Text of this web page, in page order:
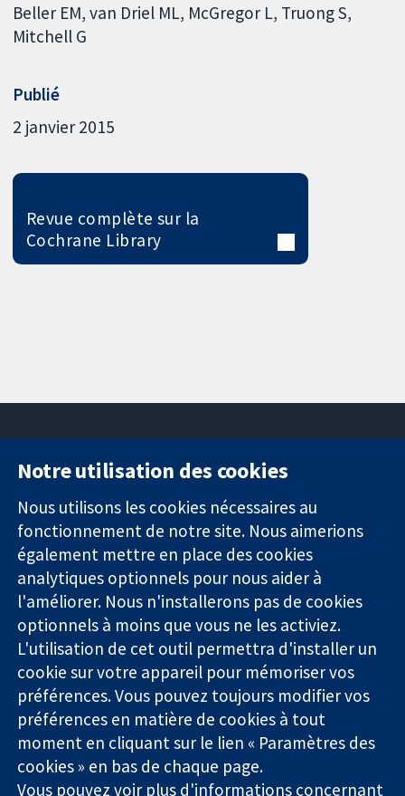
Beller EM van Driel ML McGregor L Truong S
Mitchell G
Publié
2 janvier 2015
Revue complète sur la
Cochrane Library
Des données
probantes.
Des décisions
éclairées.
Une meilleure
santé.
11-13 Cavendish
Square
Londres
W1G0AN
Royaume-Uni
nous
Actualités
Service de
presse
Qui sommes-
nous
Offres
d'emploi
Library
La Collaboration Cochrane est une association caritative (n°
1045921) et une société à responsabilité limitée par garantie (n°
03044323) enregistrée en Angleterre et au Pays de Galles. Numéro
Notre utilisation des cookies
Nous utilisons les cookies nécessaires au
fonctionnement de notre site. Nous aimerions
également mettre en place des cookies
analytiques optionnels pour nous aider à
l'améliorer. Nous n'installerons pas de cookies
optionnels à moins que vous ne les activiez.
L'utilisation de cet outil permettra d'installer un
cookie sur votre appareil pour mémoriser vos
préférences. Vous pouvez toujours modifier vos
préférences en matière de cookies à tout
moment en cliquant sur le lien « Paramètres des
cookies » en bas de chaque page.
Vous pouvez voir plus d'informations concernant